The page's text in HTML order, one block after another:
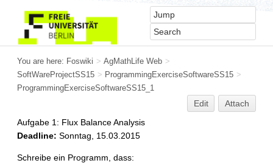
You are here: Foswiki > AgMathLife Web >
SoftWareProjectSS15 > ProgrammingExerciseSoftwareSS15 >
ProgrammingExerciseSoftwareSS15_1
Edit
Attach
Aufgabe 1: Flux Balance Analysis
Deadline: Sonntag, 15.03.2015
Schreibe ein Programm, dass: